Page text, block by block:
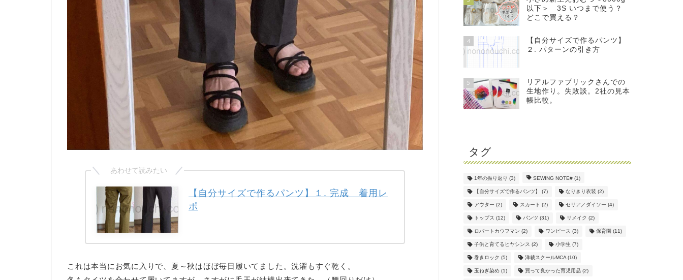
【自分サイズで作るパンツ】１. 完成 着用レ
ポ
これは本当にお気に入りで、夏～秋はほぼ毎日履いてました。洗濯もすぐ乾く。
以下＞ 3S いつまで使う？
どこで買える？
4
【自分サイズで作るパンツ】
２. パターンの引き方
5
リアルファブリックさんでの
生地作り。失敗談。2社の見本
帳比較。
タグ
1年の振り返り (3) SEWING NOTE#(1)
【自分サイズで作るパンツ】 (7) なりきり衣装 (2)
アウター (2) スカート (2) セリア／ダイソー (4)
トップス (12) パンツ (31) リメイク (2)
ロバートカウフマン (2) ワンピース (3) 保育園 (11)
子供と育てるヒヤシンス (2) 小学生 (7)
巻きロック (5) 洋裁スクールMCA(10)
玉ねぎ染め(1) 買って良かった育児用品(2)